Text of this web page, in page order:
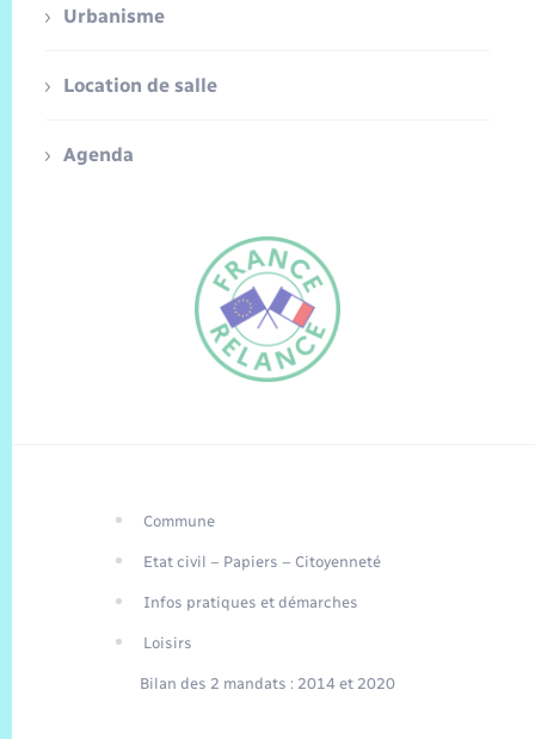
Traduction du
EN
Urbanisme
Location de salle
Agenda
Commune
Etat civil – Papiers – Citoyenneté
Infos pratiques et démarches
Loisirs
Bilan des 2 mandats : 2014 et 2020